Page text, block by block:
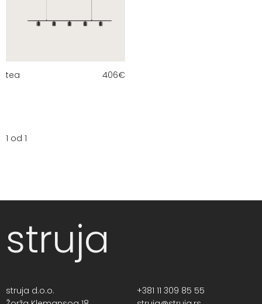
tea 406€
1 od 1
struja
struja d.o.o.
+381 11 309 85 55